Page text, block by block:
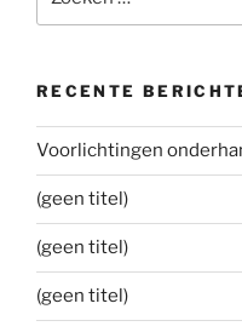
naar:
RECENTE
Voorlichtingen
(geen titel)
(geen titel)
(geen titel)